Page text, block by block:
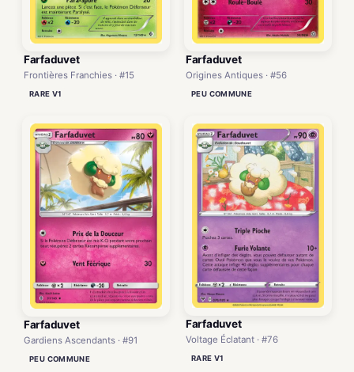
Farfaduvet
Frontières Franchies · #15
RARE V1
Farfaduvet
Origines Antiques · #56
PEU COMMUNE
Farfaduvet
Gardiens Ascendants · #91
PEU COMMUNE
Farfaduvet
Voltage Éclatant · #76
RARE V1